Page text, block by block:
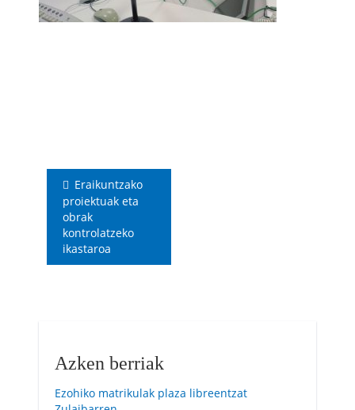
Eraikuntzako
proiektuak eta
obrak
kontrolatzeko
ikastaroa
Azken berriak
Ezohiko matrikulak plaza libreentzat